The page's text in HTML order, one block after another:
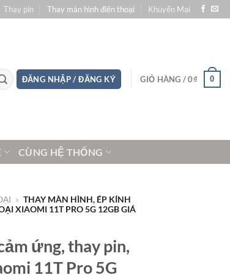
Thay pin Thay màn hình điện thoại Khuyến Mại
ĐĂNG NHẬP / ĐĂNG KÝ GIỎ HÀNG /0₫ 0
CÙNG HỆ THỐNG
» THAY MÀN HÌNH, ÉP KÍNH
XIAOMI 11T PRO 5G 12GB GIÁ
ứng, thay pin,
11T Pro 5G